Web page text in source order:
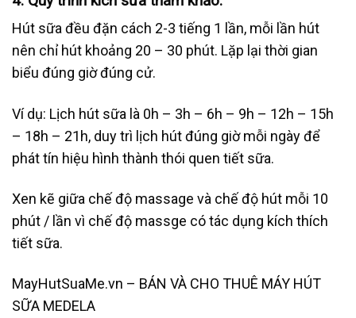
Hút sữa đều đặn cách 2-3 tiếng 1 lần, mỗi lần hút
nên chỉ hút khoảng 20 – 30 phút. Lặp lại thời gian
biểu đúng giờ đúng cử.
Ví dụ: Lịch hút sữa là 0h – 3h – 6h – 9h – 12h – 15h
– 18h – 21h, duy trì lịch hút đúng giờ mỗi ngày để
phát tín hiệu hình thành thói quen tiết sữa.
Xen kẽ giữa chế độ massage và chế độ hút mỗi 10
phút / lần vì chế độ massge có tác dụng kích thích
tiết sữa.
MayHutSuaMe.vn – BÁN VÀ CHO THUÊ MÁY HÚT
SỮA MEDELA